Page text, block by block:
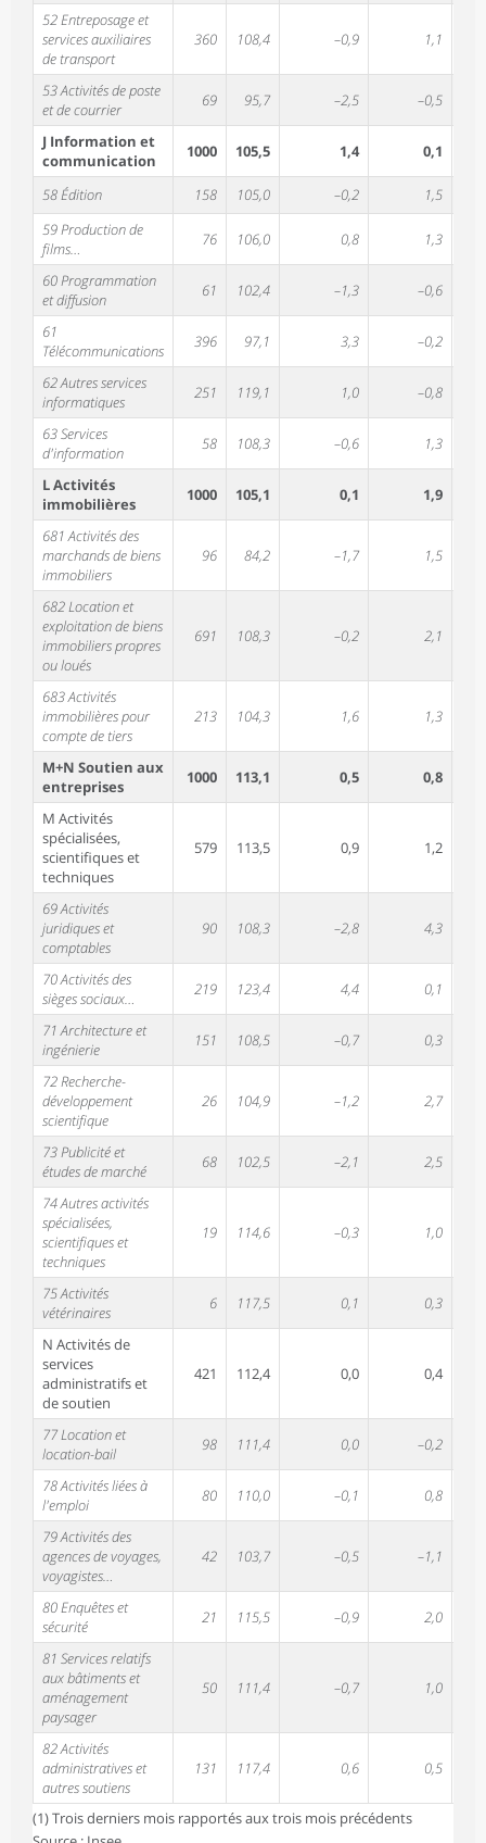
52 Entreposage et
services auxiliaires
de transport
360 108,4 –0,9 1,1
53 Activités de poste
et de courrier
69 95,7 –2,5 –0,5
J Information et
communication
1000 105,5 1,4 0,1
58 Édition 158 105,0 –0,2 1,5
59 Production de
films…
76 106,0 0,8 1,3
60 Programmation
et diffusion
61 102,4 –1,3 –0,6
61
Télécommunications
396 97,1 3,3 –0,2
62 Autres services
informatiques
251 119,1 1,0 –0,8
63 Services
d'information
58 108,3 –0,6 1,3
L Activités
immobilières
1000 105,1 0,1 1,9
681 Activités des
marchands de biens
immobiliers
96 84,2 –1,7 1,5
682 Location et
exploitation de biens
immobiliers propres
ou loués
691 108,3 –0,2 2,1
683 Activités
immobilières pour
compte de tiers
213 104,3 1,6 1,3
M+N Soutien aux
entreprises
1000 113,1 0,5 0,8
M Activités
spécialisées,
scientifiques et
techniques
579 113,5 0,9 1,2
69 Activités
juridiques et
comptables
90 108,3 –2,8 4,3
70 Activités des
sièges sociaux…
219 123,4 4,4 0,1
71 Architecture et
ingénierie
151 108,5 –0,7 0,3
72 Recherche-
développement
scientifique
26 104,9 –1,2 2,7
73 Publicité et
études de marché
68 102,5 –2,1 2,5
74 Autres activités
spécialisées,
scientifiques et
techniques
19 114,6 –0,3 1,0
75 Activités
vétérinaires
6 117,5 0,1 0,3
N Activités de
services
administratifs et
de soutien
421 112,4 0,0 0,4
77 Location et
location-bail
98 111,4 0,0 –0,2
78 Activités liées à
l'emploi
80 110,0 –0,1 0,8
79 Activités des
agences de voyages,
voyagistes…
42 103,7 –0,5 –1,1
80 Enquêtes et
sécurité
21 115,5 –0,9 2,0
81 Services relatifs
aux bâtiments et
aménagement
paysager
50 111,4 –0,7 1,0
82 Activités
administratives et
autres soutiens
131 117,4 0,6 0,5
(1) Trois derniers mois rapportés aux trois mois précédents